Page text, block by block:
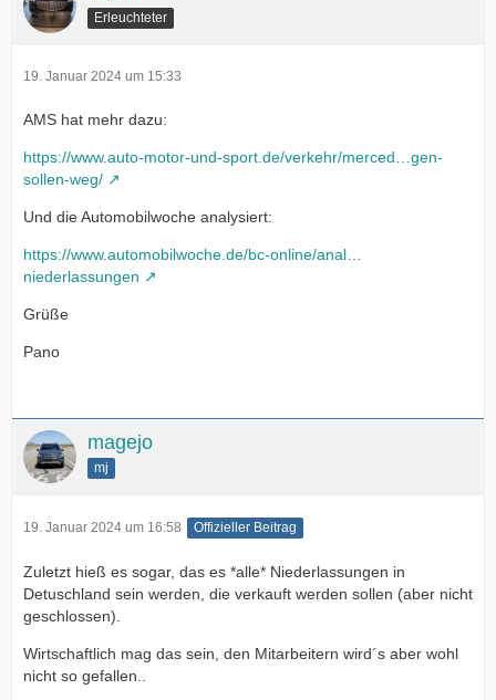
Erleuchteter
19. Januar 2024 um 15:33
AMS hat mehr dazu:
https://www.auto-motor-und-sport.de/verkehr/merced…gen-
sollen-weg/
Und die Automobilwoche analysiert:
https://www.automobilwoche.de/bc-online/anal…
niederlassungen
Grüße
Pano
magejo
mj
19. Januar 2024 um 16:58 Offizieller Beitrag
Zuletzt hieß es sogar, das es *alle* Niederlassungen in
Detuschland sein werden, die verkauft werden sollen (aber nicht
geschlossen).
Wirtschaftlich mag das sein, den Mitarbeitern wird´s aber wohl
nicht so gefallen..